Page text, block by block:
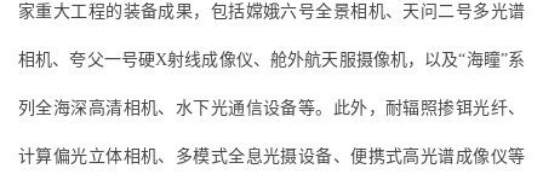
家重大工程的装备成果，包括嫦娥六号全景相机、天问二号多光谱
相机、夸父一号硬X射线成像仪、舱外航天服摄像机，以及“海瞳”系
列全海深高清相机、水下光通信设备等。此外，耐辐照掺铒光纤、
计算偏光立体相机、多模式全息光摄设备、便携式高光谱成像仪等